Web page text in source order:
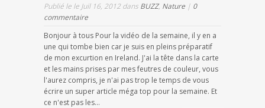
Publié le le Juil 16, 2012 dans BUZZ, Nature | 0
commentaire
Bonjour à tous Pour la vidéo de la semaine, il y en a
une qui tombe bien car je suis en pleins préparatif
de mon excurtion en Ireland. J'ai la tête dans la carte
et les mains prises par mes feutres de couleur, vous
l'aurez compris, je n'ai pas trop le temps de vous
écrire un super article méga top pour la semaine. Et
ce n'est pas les...